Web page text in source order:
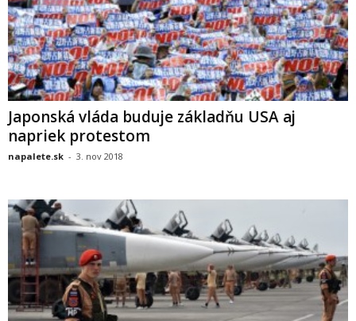
Japonská vláda buduje základňu USA aj
napriek protestom
napalete.sk - 3. nov 2018